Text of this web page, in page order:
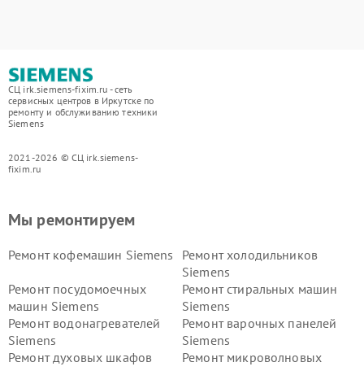
СЦ irk.siemens-fixim.ru - сеть
сервисных центров в Иркутске по
ремонту и обслуживанию техники
Siemens
2021-2026 © СЦ irk.siemens-
fixim.ru
Мы ремонтируем
Ремонт кофемашин Siemens
Ремонт холодильников
Siemens
Ремонт посудомоечных
машин Siemens
Ремонт стиральных машин
Siemens
Ремонт водонагревателей
Siemens
Ремонт варочных панелей
Siemens
Ремонт духовых шкафов
Ремонт микроволновых